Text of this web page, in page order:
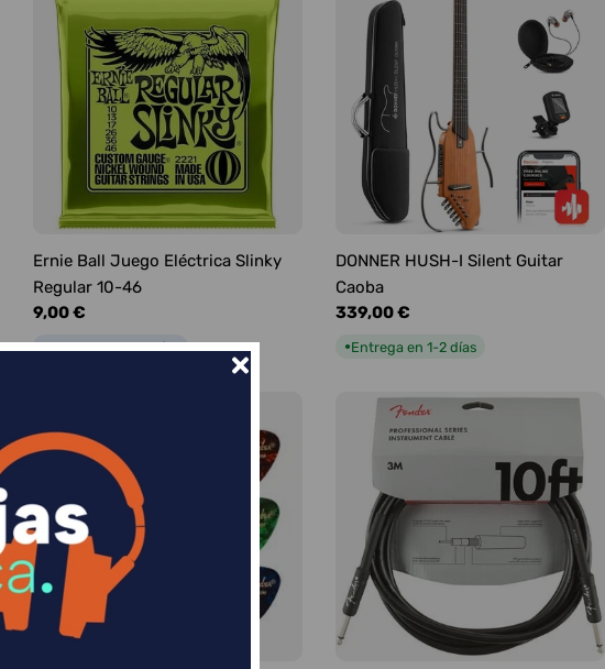
Ernie Ball Juego Eléctrica Slinky
Regular 10-46
Precio
9,00 €
●Entrega en 5-9 días
DONNER HUSH-I Silent Guitar
Caoba
Precio
339,00 €
●Entrega en 1-2 días